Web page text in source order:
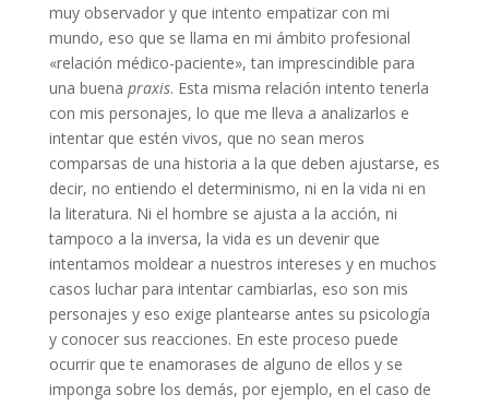
muy observador y que intento empatizar con mi
mundo, eso que se llama en mi ámbito profesional
«relación médico-paciente», tan imprescindible para
una buena praxis. Esta misma relación intento tenerla
con mis personajes, lo que me lleva a analizarlos e
intentar que estén vivos, que no sean meros
comparsas de una historia a la que deben ajustarse, es
decir, no entiendo el determinismo, ni en la vida ni en
la literatura. Ni el hombre se ajusta a la acción, ni
tampoco a la inversa, la vida es un devenir que
intentamos moldear a nuestros intereses y en muchos
casos luchar para intentar cambiarlas, eso son mis
personajes y eso exige plantearse antes su psicología
y conocer sus reacciones. En este proceso puede
ocurrir que te enamorases de alguno de ellos y se
imponga sobre los demás, por ejemplo, en el caso de